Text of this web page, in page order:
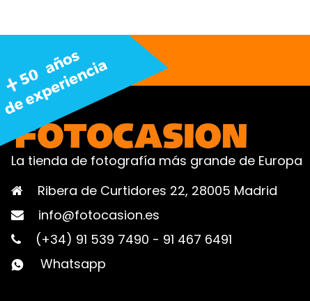
La tienda de fotografía más grande de Europa
Ribera de Curtidores 22, 28005 Madrid
info@fotocasion.es
(+34) 91 539 7490 - 91 467 6491
Whatsapp